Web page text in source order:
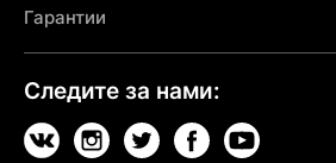
Гарантии
Следите за нами: